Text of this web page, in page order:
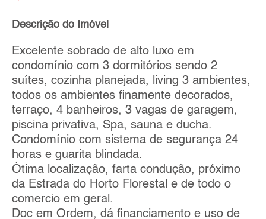
Descrição do Imóvel
Excelente sobrado de alto luxo em
condomínio com 3 dormitórios sendo 2
suítes, cozinha planejada, living 3 ambientes,
todos os ambientes finamente decorados,
terraço, 4 banheiros, 3 vagas de garagem,
piscina privativa, Spa, sauna e ducha.
Condomínio com sistema de segurança 24
horas e guarita blindada.
Ótima localização, farta condução, próximo
da Estrada do Horto Florestal e de todo o
comercio em geral.
Doc em Ordem, dá financiamento e uso de